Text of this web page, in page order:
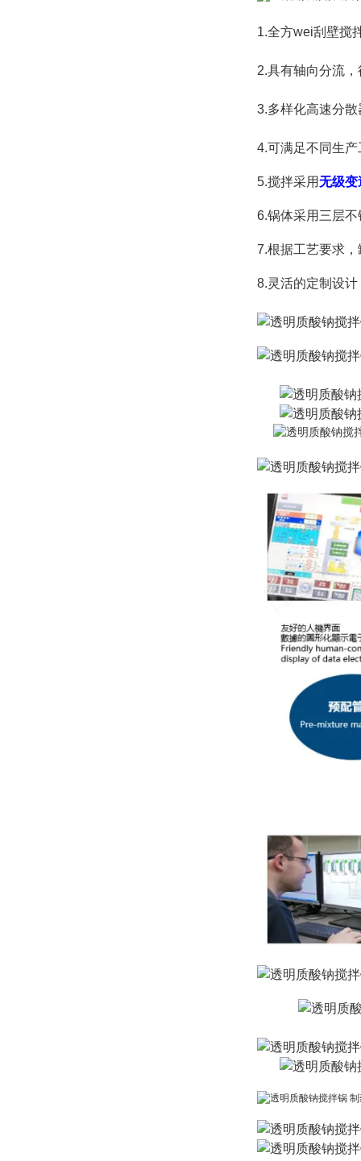
1.全方wei刮壁搅
2.具有轴向分流
3.多样化高速分
4.可满足不同生
5.搅拌采用无级变
6.锅体采用三层
7.根据工艺要求，
8.灵活的定制设